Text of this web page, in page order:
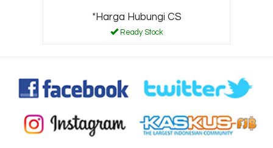
*Harga Hubungi CS
Ready Stock